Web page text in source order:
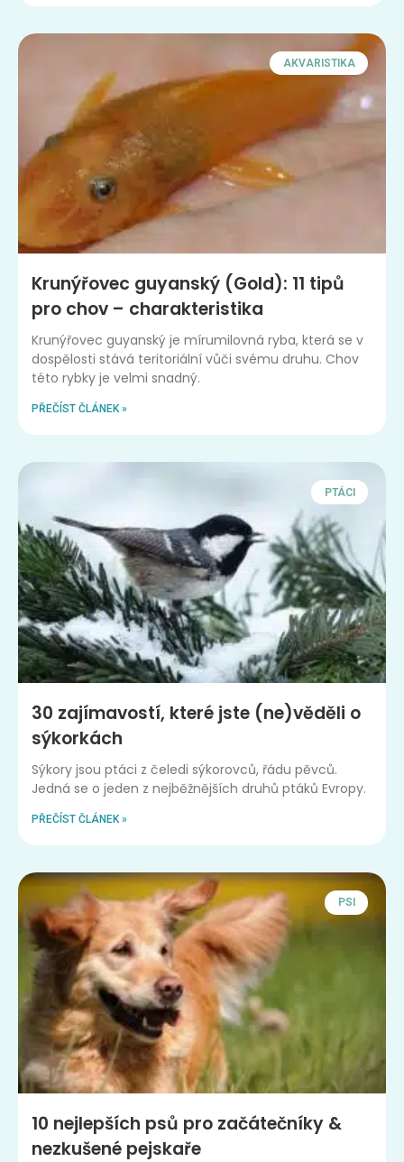
AKVARISTIKA
Krunýřovec guyanský (Gold): 11 tipů
pro chov – charakteristika
Krunýřovec guyanský je mírumilovná ryba, která se v
dospělosti stává teritoriální vůči svému druhu. Chov
této rybky je velmi snadný.
PŘEČÍST ČLÁNEK »
PTÁCI
30 zajímavostí, které jste (ne)věděli o
sýkorkách
Sýkory jsou ptáci z čeledi sýkorovců, řádu pěvců.
Jedná se o jeden z nejběžnějších druhů ptáků Evropy.
PŘEČÍST ČLÁNEK »
PSI
10 nejlepších psů pro začátečníky &
nezkušené pejskaře